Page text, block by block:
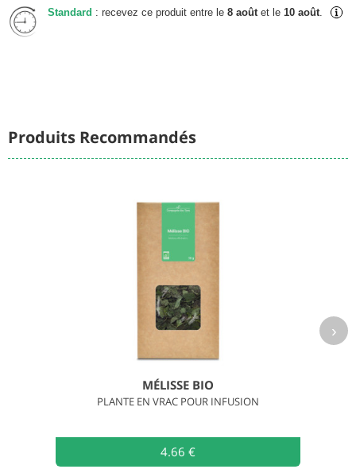
Standard : recevez ce produit entre le 8 août et le 10 août
Produits Recommandés
MÉLISSE BIO
PLANTE EN VRAC POUR INFUSION
4.66 €
›